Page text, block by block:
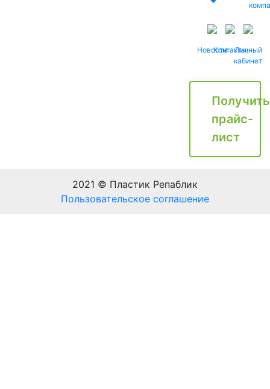
НовостиКонтактыЛичный
кабинет
Получить
прайс-
лист
2021 © Пластик Репаблик
Пользовательское соглашение